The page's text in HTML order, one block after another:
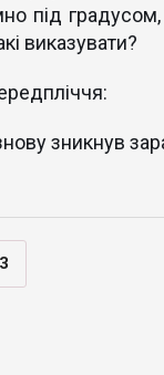
під
виказувати?
зникнув
3